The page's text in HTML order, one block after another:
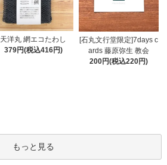
天洋丸 網エコたわし
379円(税込416円)
[石丸文行堂限定]7days c
ards 藤原弥生 教会
200円(税込220円)
もっと見る